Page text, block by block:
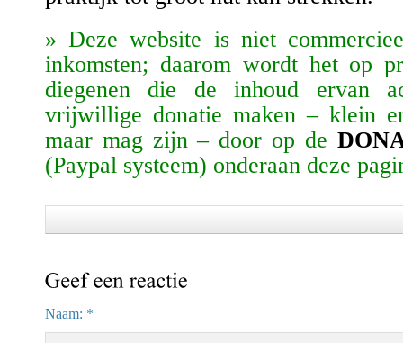
» Deze website is niet
inkomsten; daarom wordt het op
diegenen die de inhoud ervan
vrijwillige donatie maken – klein
maar mag zijn – door op de
(Paypal systeem) onderaan deze
Naam: *